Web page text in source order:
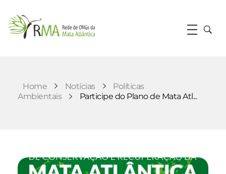
Home Notícias
Políticas
Ambientais
Participe do Plano de Mata Atl...